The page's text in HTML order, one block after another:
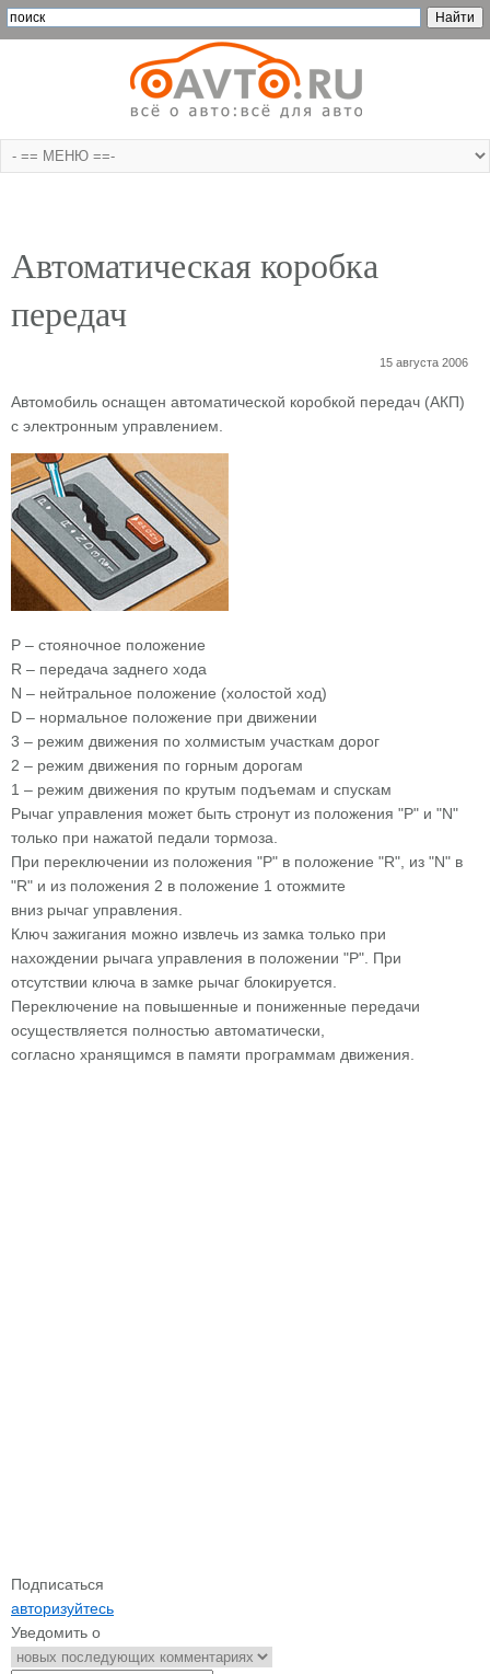
Автоматическая коробка
передач
15 августа 2006
Автомобиль оснащен автоматической коробкой передач (АКП)
с электронным управлением.
P – стояночное положение
R – передача заднего хода
N – нейтральное положение (холостой ход)
D – нормальное положение при движении
3 – режим движения по холмистым участкам дорог
2 – режим движения по горным дорогам
1 – режим движения по крутым подъемам и спускам
Рычаг управления может быть стронут из положения "Р" и "N"
только при нажатой педали тормоза.
При переключении из положения "Р" в положение "R", из "N" в
"R" и из положения 2 в положение 1 отожмите
вниз рычаг управления.
Ключ зажигания можно извлечь из замка только при
нахождении рычага управления в положении "Р". При
отсутствии ключа в замке рычаг блокируется.
Переключение на повышенные и пониженные передачи
осуществляется полностью автоматически,
согласно хранящимся в памяти программам движения.
Подписаться
авторизуйтесь
Уведомить о